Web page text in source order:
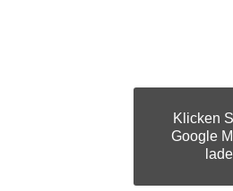
Klicken
Google